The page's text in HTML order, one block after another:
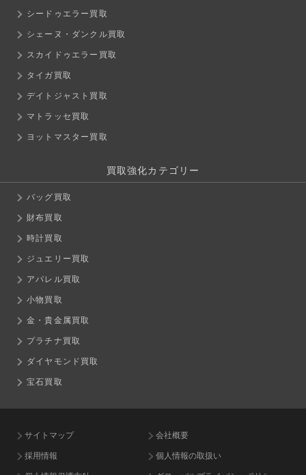
シードゥエラー買取
シェーヌ・ダンクル買取
スカイドゥエラー買取
タイガ買取
デイトジャスト買取
マトラッセ買取
ヨットマスター買取
買取強化カテゴリー
バッグ買取
財布買取
時計買取
ジュエリー買取
アパレル買取
小物買取
金・貴金属買取
プラチナ買取
ダイヤモンド買取
宝石買取
サイトマップ 会社概要
採用情報 個人情報の取扱い